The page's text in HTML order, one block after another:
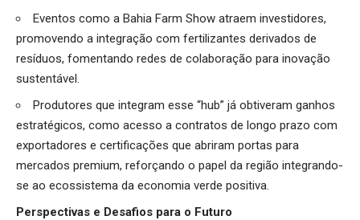
Eventos como a Bahia Farm Show atraem investidores,
promovendo a integração com fertilizantes derivados de
resíduos, fomentando redes de colaboração para inovação
sustentável.
Produtores que integram esse “hub” já obtiveram ganhos
estratégicos, como acesso a contratos de longo prazo com
exportadores e certificações que abriram portas para
mercados premium, reforçando o papel da região integrando-
se ao ecossistema da economia verde positiva.
Perspectivas e Desafios para o Futuro